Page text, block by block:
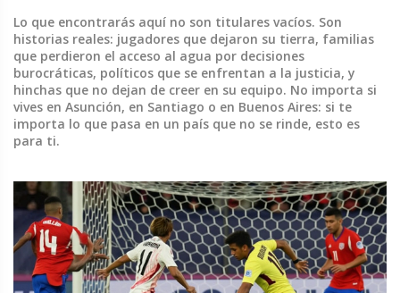
Lo que encontrarás aquí no son titulares vacíos. Son
historias reales: jugadores que dejaron su tierra, familias
que perdieron el acceso al agua por decisiones
burocráticas, políticos que se enfrentan a la justicia, y
hinchas que no dejan de creer en su equipo. No importa si
vives en Asunción, en Santiago o en Buenos Aires: si te
importa lo que pasa en un país que no se rinde, esto es
para ti.